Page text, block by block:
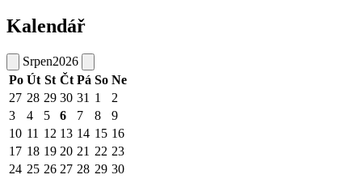
Kalendář
Srpen2026
Po Út St Čt Pá So Ne
27 28 29 30 31 1
2
3
4 5 6 7 8
9
10 11 12 13 14 15 16
17 18 19 20 21 22 23
24 25 26 27 28 29 30